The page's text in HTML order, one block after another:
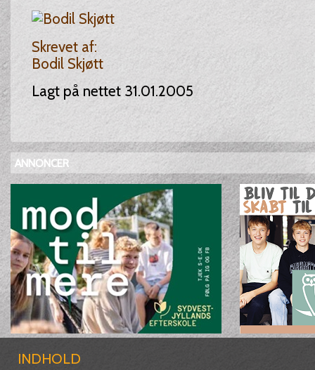
Skrevet af:
Bodil Skjøtt
Lagt på nettet 31.01.2005
ANNONCER
INDHOLD